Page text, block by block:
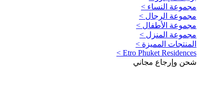
مجموعة النساء >
مجموعة الرجال >
مجموعة الأطفال >
مجموعة المنزل >
المنتجات المميزة >
Etro Phuket Residences >
شحن وإرجاع مجاني